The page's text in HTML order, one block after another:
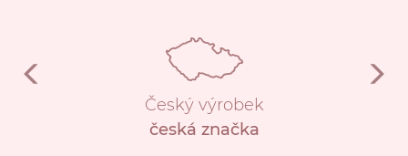
Český výrobek
česká značka